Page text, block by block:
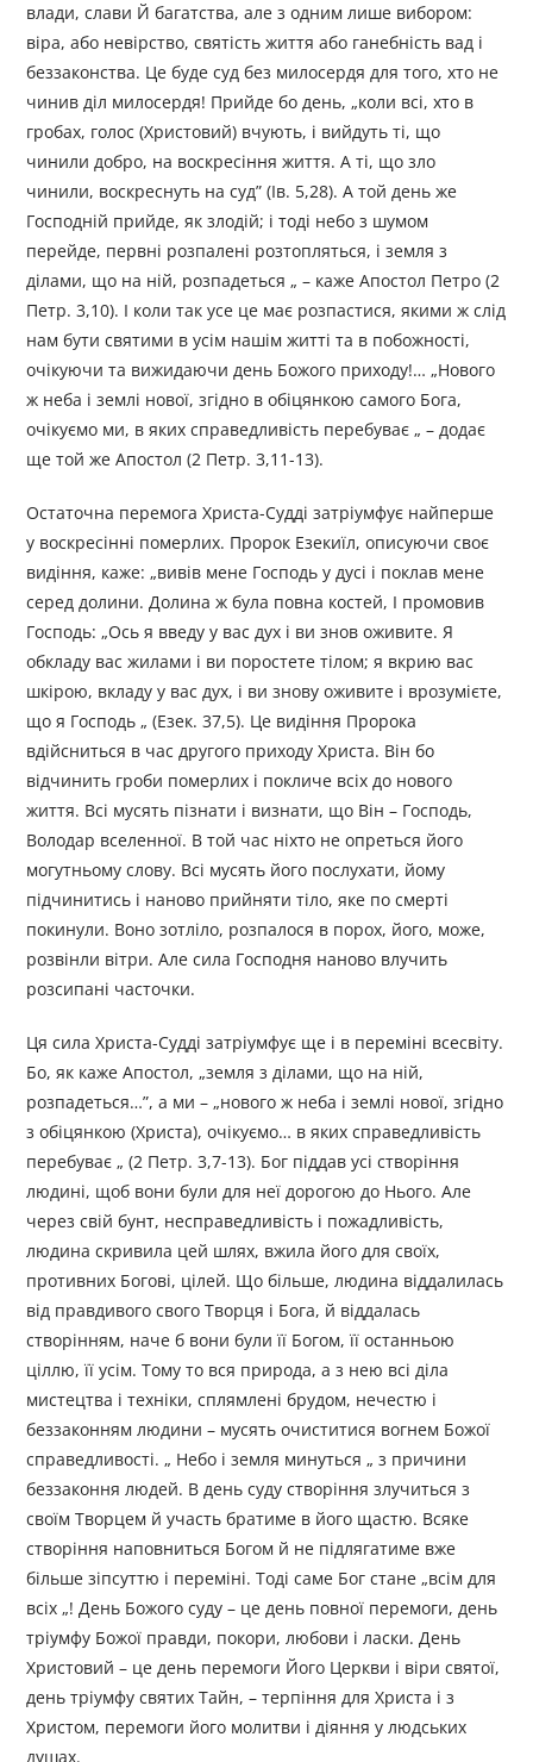
влади, слави Й багатства, але з одним лише вибором:
віра, або невірство, святість життя або ганебність вад і
беззаконства. Це буде суд без милосердя для того, хто не
чинив діл милосердя! Прийде бо день, „коли всі, хто в
гробах, голос (Христовий) вчують, і вийдуть ті, що
чинили добро, на воскресіння життя. А ті, що зло
чинили, воскреснуть на суд” (Ів. 5,28). А той день же
Господній прийде, як злодій; і тоді небо з шумом
перейде, первні розпалені розтопляться, і земля з
ділами, що на ній, розпадеться „ – каже Апостол Петро (2
Петр. 3,10). І коли так усе це має розпастися, якими ж слід
нам бути святими в усім нашім житті та в побожності,
очікуючи та вижидаючи день Божого приходу!… „Нового
ж неба і землі нової, згідно в обіцянкою самого Бога,
очікуємо ми, в яких справедливість перебуває „ – додає
ще той же Апостол (2 Петр. 3,11-13).
Остаточна перемога Христа-Судді затріумфує найперше
у воскресінні померлих. Пророк Езекиїл, описуючи своє
видіння, каже: „вивів мене Господь у дусі і поклав мене
серед долини. Долина ж була повна костей, І промовив
Господь: „Ось я введу у вас дух і ви знов оживите. Я
обкладу вас жилами і ви поростете тілом; я вкрию вас
шкірою, вкладу у вас дух, і ви знову оживите і врозумієте,
що я Господь „ (Езек. 37,5). Це видіння Пророка
вдійсниться в час другого приходу Христа. Він бо
відчинить гроби померлих і покличе всіх до нового
життя. Всі мусять пізнати і визнати, що Він – Господь,
Володар вселенної. В той час ніхто не опреться його
могутньому слову. Всі мусять його послухати, йому
підчинитись і наново прийняти тіло, яке по смерті
покинули. Воно зотліло, розпалося в порох, його, може,
розвінли вітри. Але сила Господня наново влучить
розсипані часточки.
Ця сила Христа-Судді затріумфує ще і в переміні всесвіту.
Бо, як каже Апостол, „земля з ділами, що на ній,
розпадеться…”, а ми – „нового ж неба і землі нової, згідно
з обіцянкою (Христа), очікуємо… в яких справедливість
перебуває „ (2 Петр. 3,7-13). Бог піддав усі створіння
людині, щоб вони були для неї дорогою до Нього. Але
через свій бунт, несправедливість і пожадливість,
людина скривила цей шлях, вжила його для своїх,
противних Богові, цілей. Що більше, людина віддалилась
від правдивого свого Творця і Бога, й віддалась
створінням, наче б вони були її Богом, її останньою
ціллю, її усім. Тому то вся природа, а з нею всі діла
мистецтва і техніки, сплямлені брудом, нечестю і
беззаконням людини – мусять очиститися вогнем Божої
справедливості. „ Небо і земля минуться „ з причини
беззаконня людей. В день суду створіння злучиться з
своїм Творцем й участь братиме в його щастю. Всяке
створіння наповниться Богом й не підлягатиме вже
більше зіпсуттю і переміні. Тоді саме Бог стане „всім для
всіх „! День Божого суду – це день повної перемоги, день
тріумфу Божої правди, покори, любови і ласки. День
Христовий – це день перемоги Його Церкви і віри святої,
день тріумфу святих Тайн, – терпіння для Христа і з
Христом, перемоги його молитви і діяння у людських
душах.